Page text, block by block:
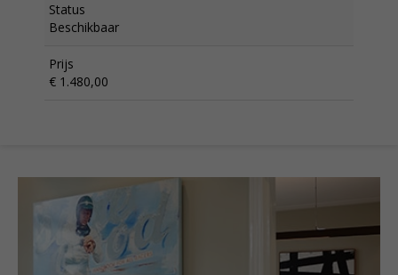
Status
Beschikbaar
Prijs
€ 1.480,00